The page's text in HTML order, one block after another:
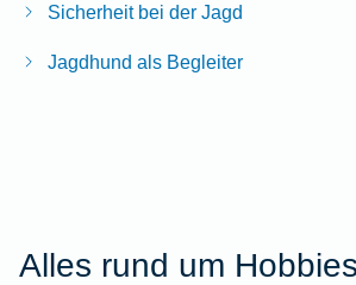
Sicherheit bei der Jagd
Jagdhund als Begleiter
Alles rund um